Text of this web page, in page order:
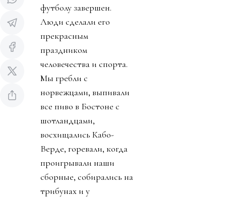
футболу завершен.
Люди сделали его
прекрасным
праздником
человечества и спорта.
Мы гребли с
норвежцами, выпивали
все пиво в Бостоне с
шотландцами,
восхищались Кабо-
Верде, горевали, когда
проигрывали наши
сборные, собирались на
трибунах и у